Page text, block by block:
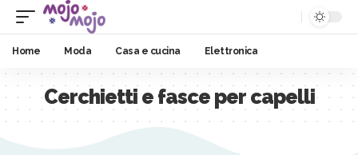
Home Moda Casa e cucina Elettronica
Cerchietti e fasce per capelli